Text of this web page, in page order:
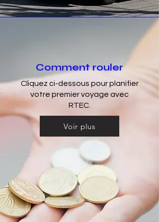
Comment rouler
Cliquez ci-dessous pour planifier
votre premier voyage avec
RTEC.
Voir plus